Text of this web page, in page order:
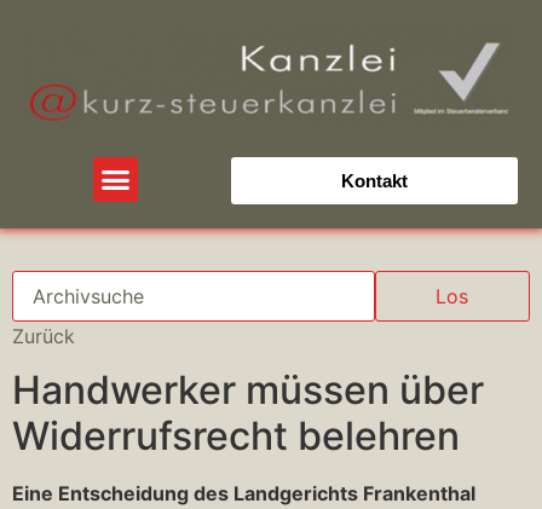
Kontakt
Los
Zurück
Handwerker müssen über
Widerrufsrecht belehren
Eine Entscheidung des Landgerichts Frankenthal